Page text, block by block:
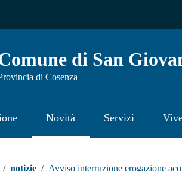
di San
di Cosenza
Novità Servizi
/ notizie / Avviso interruzione erogazione